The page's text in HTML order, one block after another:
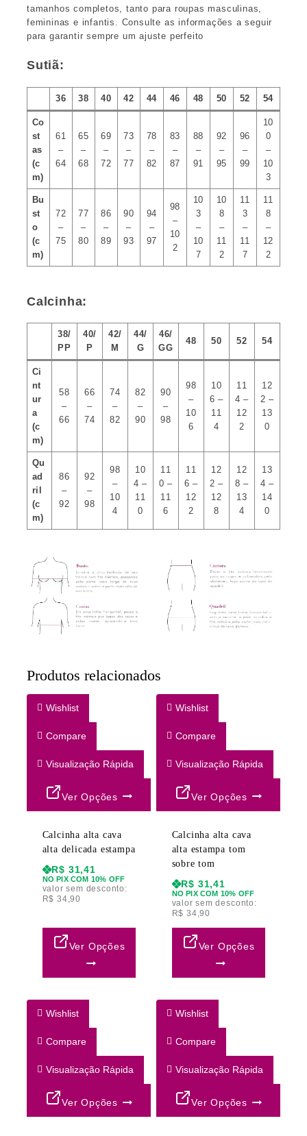
tamanhos completos, tanto para roupas masculinas,
femininas e infantis. Consulte as informações a seguir
para garantir sempre um ajuste perfeito
Sutiã:
36 38 40 42 44 46 48 50 52 54
Co
st
as
(c
m)
61
–
64
65
–
68
69
–
72
73
–
77
78
–
82
83
–
87
88
–
91
92
–
95
96
–
99
10
0
–
10
3
Bu
st
o
(c
m)
72
–
75
77
–
80
86
–
89
90
–
93
94
–
97
98
–
10
2
10
3
–
10
7
10
8
–
11
2
11
3
–
11
7
11
8
–
12
2
Calcinha:
38/
PP
40/
P
42/
M
44/
G
46/
GG
48 50 52 54
Ci
nt
ur
a
(c
m)
58
–
66
66
–
74
74
–
82
82
–
90
90
–
98
98
–
10
6
10
6 –
11
4
11
4 –
12
2
12
2 –
13
0
Qu
ad
ril
(c
m)
86
–
92
92
–
98
98
–
10
4
10
4 –
11
0
11
0 –
11
6
11
6 –
12
2
12
2 –
12
8
12
8 –
13
4
13
4 –
14
0
Produtos relacionados
Wishlist
Compare
Visualização Rápida
Ver Opções
Calcinha alta cava
alta delicada estampa
R$ 31,41
NO PIX COM 10% OFF
valor sem desconto:
R$ 34,90
Ver Opções
Wishlist
Compare
Visualização Rápida
Ver Opções
Calcinha alta cava
alta estampa tom
sobre tom
R$ 31,41
NO PIX COM 10% OFF
valor sem desconto:
R$ 34,90
Ver Opções
Wishlist
Compare
Visualização Rápida
Ver Opções
Wishlist
Compare
Visualização Rápida
Ver Opções